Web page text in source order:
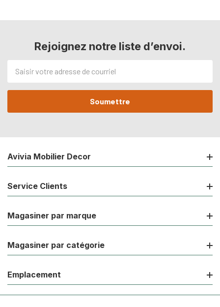
Rejoignez notre liste d’envoi.
de
courriel
Avivia Mobilier Decor
Service Clients
Magasiner par marque
Magasiner par catégorie
Emplacement